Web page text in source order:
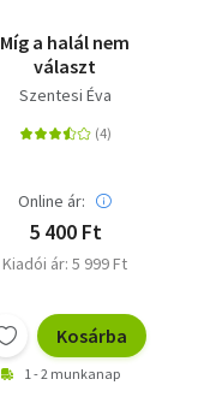
Míg a halál nem
választ
Szentesi Éva
Online ár:
5 400 Ft
Kiadói ár: 5 999 Ft
Kosárba
1 - 2 munkanap